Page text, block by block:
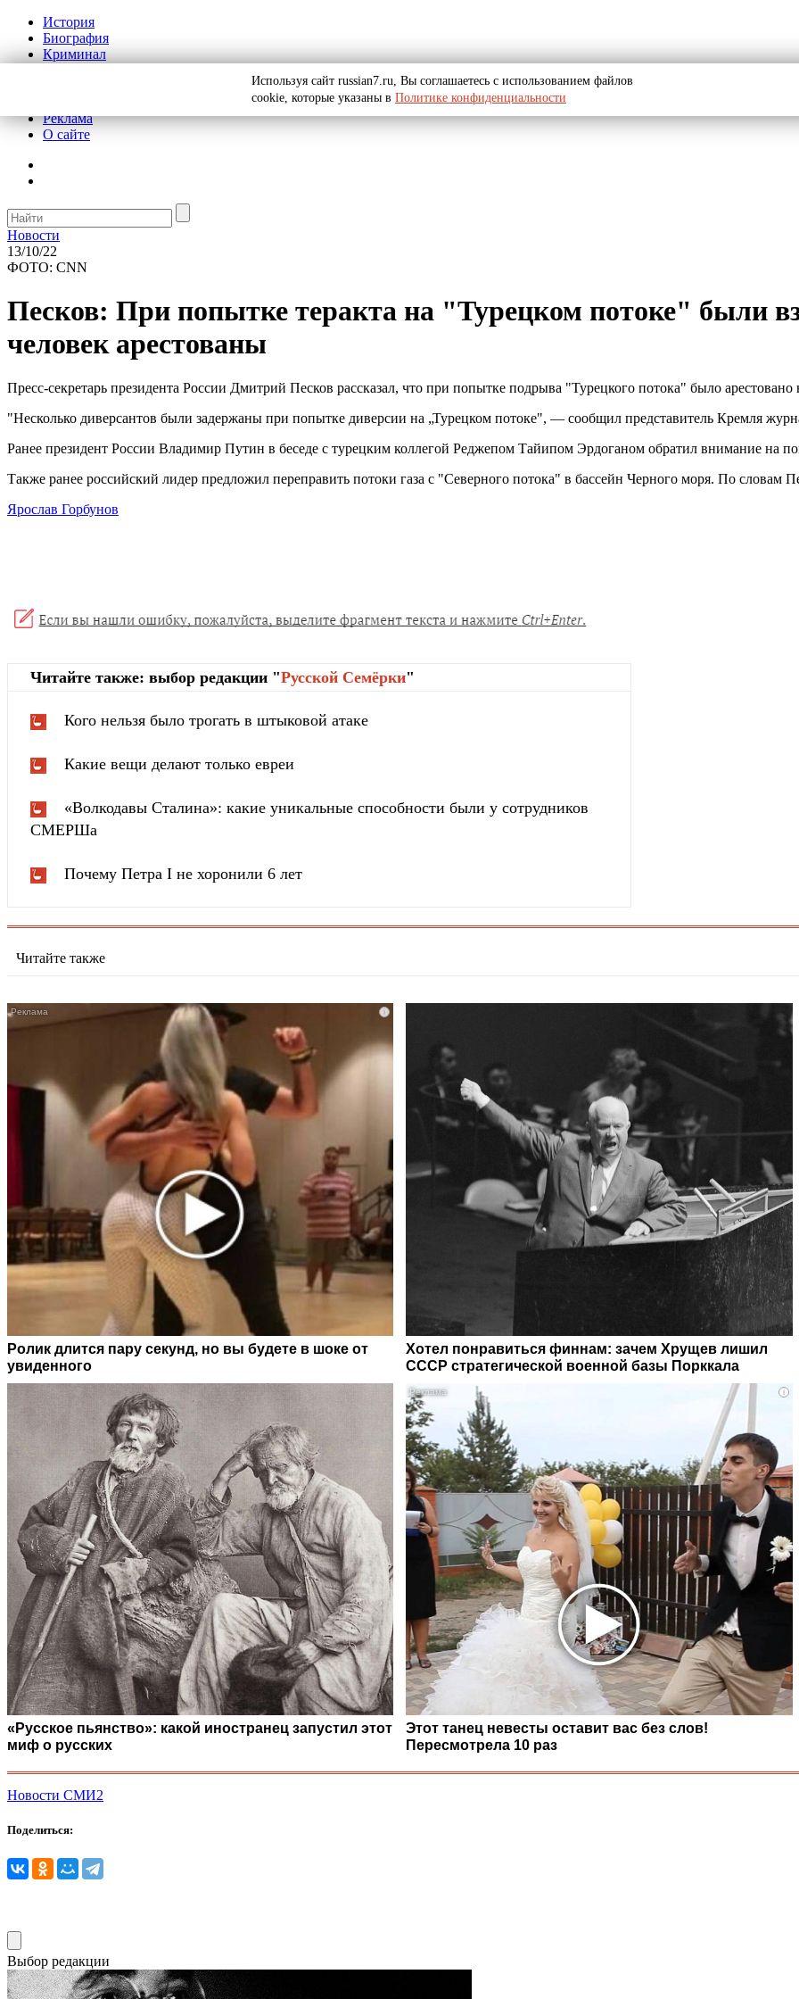
История
Биография
Криминал
Реклама
О сайте
Новости
13/10/22
ФОТО: CNN
Песков: При попытке теракта на "Турецком потоке" были
человек арестованы
Пресс-секретарь президента России Дмитрий Песков рассказал, что при попытке подрыва "Турецкого потока" было арестовано
"Несколько диверсантов были задержаны при попытке диверсии на „Турецком потоке", — сообщил представитель Кремля
Ранее президент России Владимир Путин в беседе с турецким коллегой Реджепом Тайипом Эрдоганом обратил внимание на
Также ранее российский лидер предложил переправить потоки газа с "Северного потока" в бассейн Черного моря. По словам
Ярослав Горбунов
Читайте также: выбор редакции "Русской Cемёрки"
Кого нельзя было трогать в штыковой атаке
Какие вещи делают только евреи
«Волкодавы Сталина»: какие уникальные способности были у сотрудников
СМЕРШа
Почему Петра I не хоронили 6 лет
Читайте также
i
Ролик длится пару секунд, но вы будете в шоке от
увиденного
Хотел понравиться финнам: зачем Хрущев лишил
СССР стратегической военной базы Порккала
«Русское пьянство»: какой иностранец запустил этот
миф о русских
i
Этот танец невесты оставит вас без слов!
Пересмотрела 10 раз
Новости СМИ2
Поделиться:
Выбор редакции
Используя сайт russian7.ru, Вы соглашаетесь с использованием файлов
cookie, которые указаны в Политике конфиденциальности